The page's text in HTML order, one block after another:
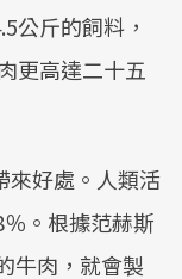
公斤的飼料，
更高達二十五
來好處。人類活
。根據范赫斯
牛肉，就會製